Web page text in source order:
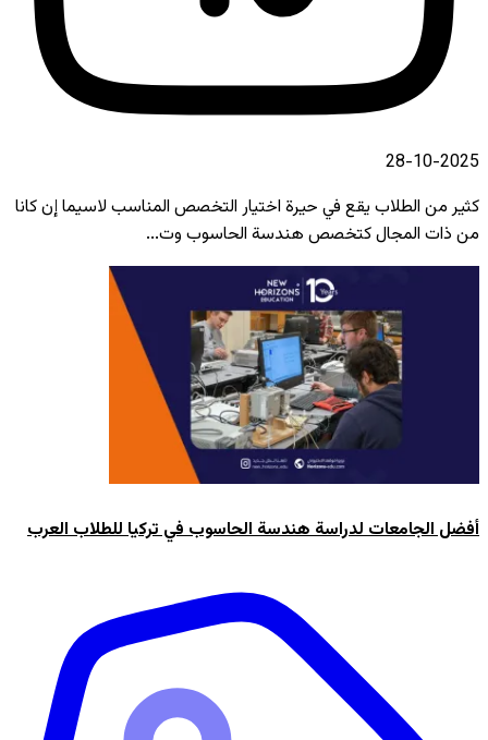
2025-10-28
كثير من الطلاب يقع في حيرة اختيار التخصص المناسب لاسيما إن كانا
من ذات المجال كتخصص هندسة الحاسوب وت...
أفضل الجامعات لدراسة هندسة الحاسوب في تركيا للطلاب العرب